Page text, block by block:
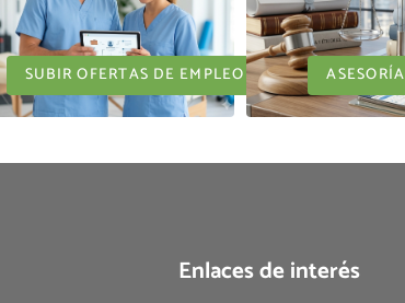
SUBIR OFERTAS DE EMPLEO ASESORÍA
Enlaces de interés